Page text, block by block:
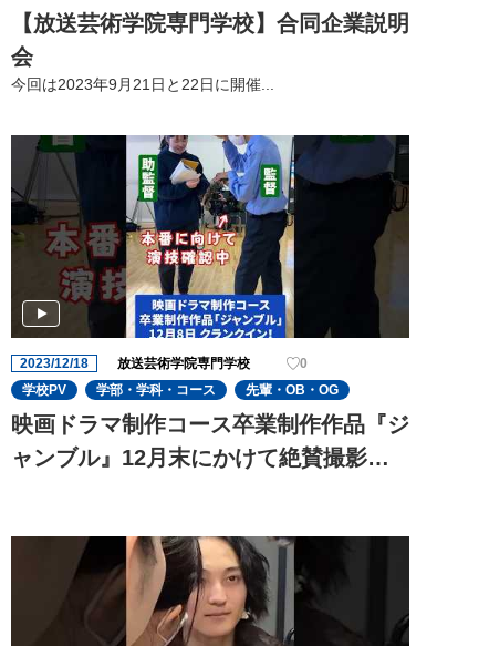
【放送芸術学院専門学校】合同企業説明
会
今回は2023年9⽉21⽇と22⽇に開催...
2023/12/18 放送芸術学院専門学校
0
学校PV
学部・学科・コース 先輩・OB・OG
映画ドラマ制作コース卒業制作作品『ジ
ャンブル』12月末にかけて絶賛撮影中